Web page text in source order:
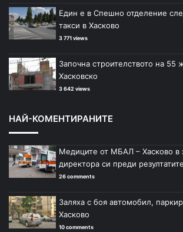
Един е в Спешно отделение
такси в Хасково
3 771 views
Започна строителството на 55
Хасковско
3 642 views
НАЙ-КОМЕНТИРАНИТЕ
Медиците от МБАЛ – Хасково в
директора си преди
26 comments
Заляха с боя автомобил,
Хасково
10 comments